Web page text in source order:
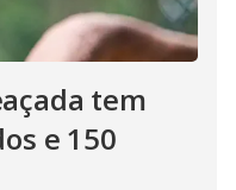
tem
e 150